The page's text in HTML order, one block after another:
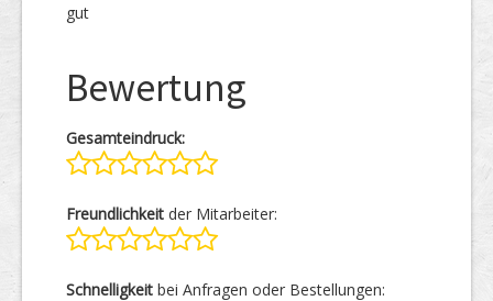
gut
Bewertung
Gesamteindruck:
Freundlichkeit der Mitarbeiter:
Schnelligkeit bei Anfragen oder Bestellungen: